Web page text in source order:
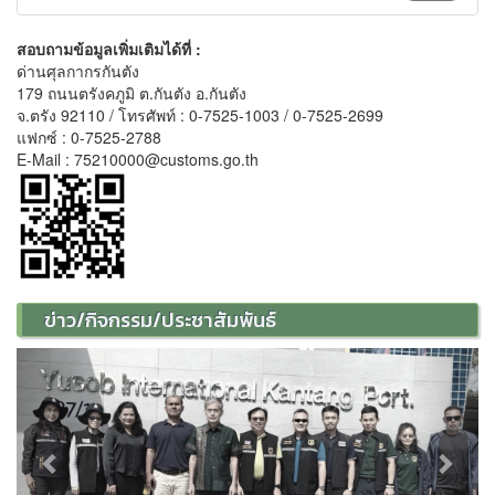
สอบถามข้อมูลเพิ่มเติมได้ที่ :
ด่านศุลกากรกันตัง
179 ถนนตรังคภูมิ ต.กันตัง อ.กันตัง
จ.ตรัง 92110 / โทรศัพท์ : 0-7525-1003 / 0-7525-2699
แฟกซ์ : 0-7525-2788
E-Mail : 75210000@customs.go.th
ข่าว/กิจกรรม/ประชาสัมพันธ์
Previous Next